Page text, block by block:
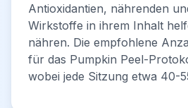
Antioxidantien, nährenden
Wirkstoffe in ihrem Inhalt
nähren. Die empfohlene
für das Pumpkin Peel-
wobei jede Sitzung etwa 40-